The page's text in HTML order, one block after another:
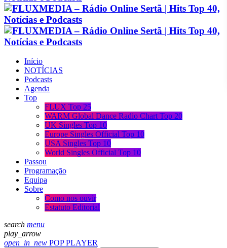
Início
NOTÍCIAS
Podcasts
Agenda
Top
FLUX Top 25
WARM Global Dance Radio Chart Top 20
UK Singles Top 10
Europe Singles Official Top 10
USA Singles Top 10
World Singles Official Top 10
Passou
Programação
Equipa
Sobre
Como nos ouvir
Estatuto Editorial
search menu
play_arrow
open_in_new POP PLAYER